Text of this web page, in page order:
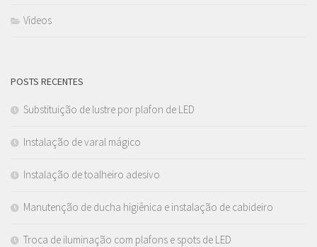
Videos
POSTS RECENTES
Substituição de lustre por plafon de LED
Instalação de varal mágico
Instalação de toalheiro adesivo
Manutenção de ducha higiênica e instalação de cabideiro
Troca de iluminação com plafons e spots de LED